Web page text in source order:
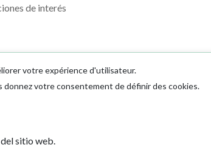
de interés
votre expérience d'utilisateur.
donnez votre consentement de définir des cookies.
sitio web.